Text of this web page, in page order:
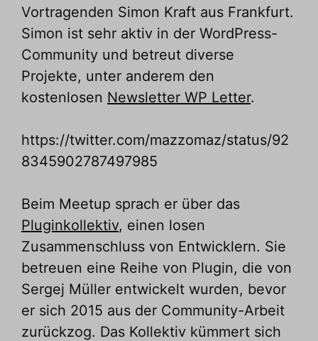
Vortragenden Simon Kraft aus Frankfurt.
Simon ist sehr aktiv in der WordPress-
Community und betreut diverse
Projekte, unter anderem den
kostenlosen Newsletter WP Letter.
https://twitter.com/mazzomaz/status/92
8345902787497985
Beim Meetup sprach er über das
Pluginkollektiv, einen losen
Zusammenschluss von Entwicklern. Sie
betreuen eine Reihe von Plugin, die von
Sergej Müller entwickelt wurden, bevor
er sich 2015 aus der Community-Arbeit
zurückzog. Das Kollektiv kümmert sich